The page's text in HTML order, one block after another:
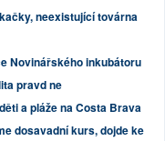
neexistující továrna
Novinářského inkubátoru
pravd ne
a pláže na Costa Brava
dosavadní kurs, dojde ke